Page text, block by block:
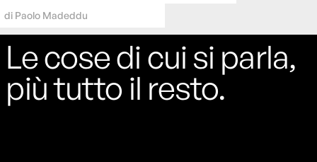
di Paolo Madeddu
Le cose di cui si parla,
più tutto il resto.